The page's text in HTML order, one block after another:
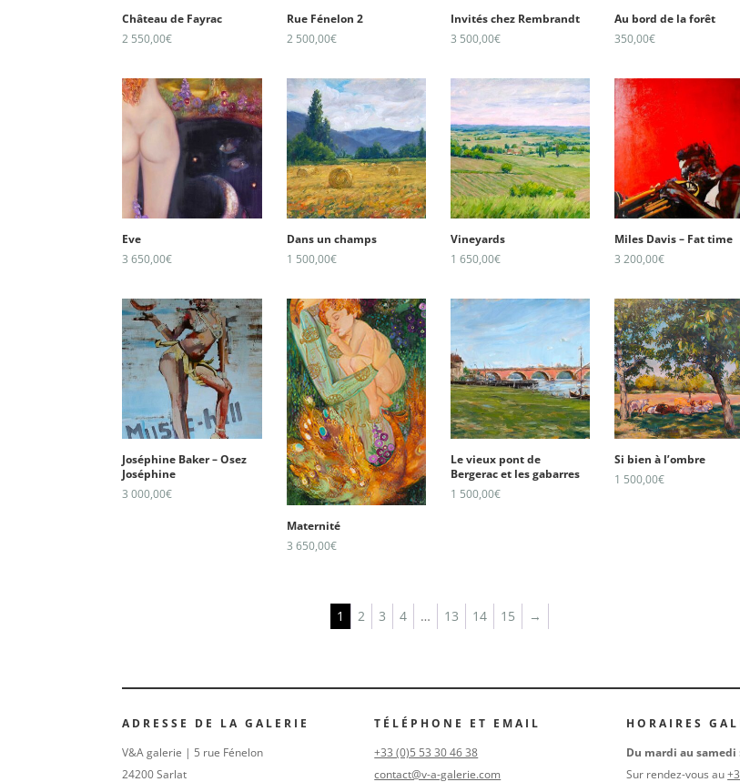
Château de Fayrac
2 550,00€
Rue Fénelon 2
2 500,00€
Invités chez Rembrandt
3 500,00€
Au bord de la forêt
350,00€
Eve
3 650,00€
Dans un champs
1 500,00€
Vineyards
1 650,00€
Miles Davis – Fat time
3 200,00€
Joséphine Baker – Osez
Joséphine
3 000,00€
Maternité
3 650,00€
Le vieux pont de
Bergerac et les gabarres
1 500,00€
Si bien à l’ombre
1 500,00€
1 2 3 4 … 13 14 15 →
ADRESSE DE LA GALERIE
V&A galerie | 5 rue Fénelon
24200 Sarlat
TÉLÉPHONE ET EMAIL
+33 (0)5 53 30 46 38
contact@v-a-galerie.com
HORAIRES
Du mardi au samedi
Sur rendez-vous au